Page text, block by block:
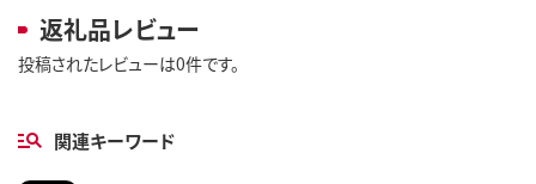
返礼品レビュー
投稿されたレビューは0件です。
関連キーワード